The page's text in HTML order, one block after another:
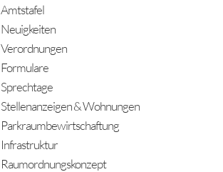
Amtstafel
Neuigkeiten
Verordnungen
Formulare
Sprechtage
Stellenanzeigen & Wohnungen
Parkraumbewirtschaftung
Infrastruktur
Raumordnungskonzept